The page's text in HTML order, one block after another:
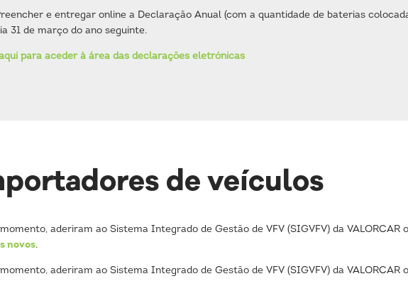
e entregar online a Declaração Anual (com a quantidade de baterias
31 de março do ano seguinte.
para aceder à área das declarações eletrónicas
de veículos
aderiram ao Sistema Integrado de Gestão de VFV (SIGVFV) da VALORCAR
novos.
aderiram ao Sistema Integrado de Gestão de VFV (SIGVFV) da VALORCAR